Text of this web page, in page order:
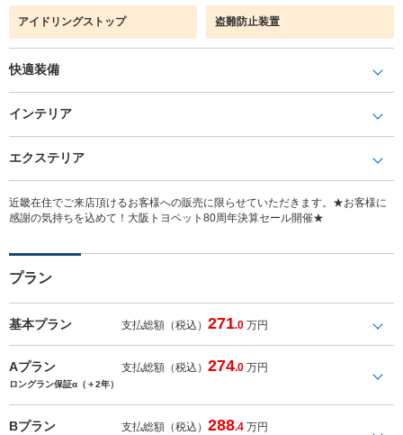
アイドリングストップ 盗難防止装置
快適装備
インテリア
エクステリア
近畿在住でご来店頂けるお客様への販売に限らせていただきます。★お客様に
感謝の気持ちを込めて！大阪トヨペット80周年決算セール開催★
プラン
基本プラン 支払総額（税込）271.0 万円
Aプラン 支払総額（税込）274.0 万円
ロングラン保証α（＋2年）
Bプラン 支払総額（税込）288.4 万円